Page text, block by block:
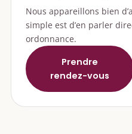
Nous appareillons bien
simple est d’en parler
ordonnance.
Prendre
rendez-vous